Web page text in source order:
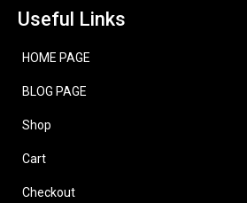
Useful Links
HOME PAGE
BLOG PAGE
Shop
Cart
Checkout